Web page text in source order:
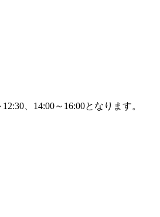
、14:00～16:00となります。